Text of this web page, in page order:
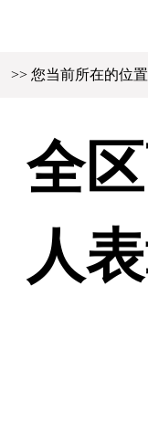
>> 您当前所在的位
全
人